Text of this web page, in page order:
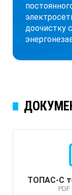
доочистку
ТОПАС-С